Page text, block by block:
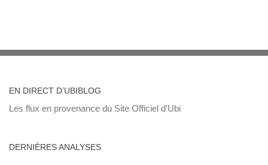
EN DIRECT D’UBIBLOG
Les flux en provenance du Site Officiel d'Ubi
DERNIÈRES ANALYSES